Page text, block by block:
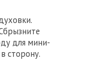
для мини-
сторону.